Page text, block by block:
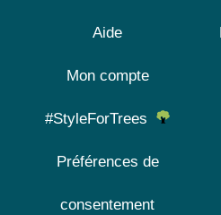
Aide
Mon compte
#StyleForTrees
Préférences de
consentement